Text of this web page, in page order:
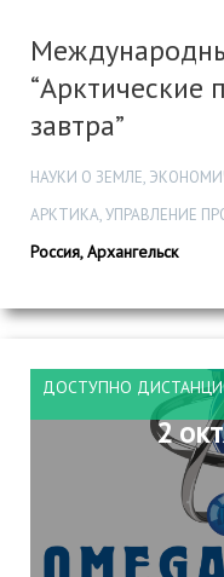
“Арктические
завтра”
НАУКИ О ЗЕМЛЕ,
АРКТИКА, УПРАВЛЕНИЕ
Россия, Архангельск
ДОСТУПНО
2